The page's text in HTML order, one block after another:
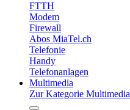
FTTH
Modem
Firewall
Abos MiaTel.ch
Telefonie
Handy
Telefonanlagen
Multimedia
Zur Kategorie Multimedia